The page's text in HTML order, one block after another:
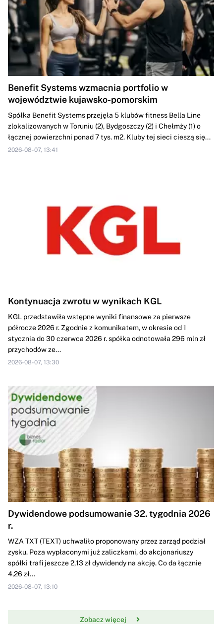
Benefit Systems wzmacnia portfolio w
województwie kujawsko-pomorskim
Spółka Benefit Systems przejęła 5 klubów fitness Bella Line
zlokalizowanych w Toruniu (2), Bydgoszczy (2) i Chełmży (1) o
łącznej powierzchni ponad 7 tys. m2. Kluby tej sieci cieszą się...
2026-08-07, 13:41
Kontynuacja zwrotu w wynikach KGL
KGL przedstawiła wstępne wyniki finansowe za pierwsze
półrocze 2026 r. Zgodnie z komunikatem, w okresie od 1
stycznia do 30 czerwca 2026 r. spółka odnotowała 296 mln zł
przychodów ze...
2026-08-07, 13:30
Dywidendowe podsumowanie 32. tygodnia 2026
r.
WZA TXT (TEXT) uchwaliło proponowany przez zarząd podział
zysku. Poza wypłaconymi już zaliczkami, do akcjonariuszy
spółki trafi jeszcze 2,13 zł dywidendy na akcję. Co da łącznie
4,26 zł...
2026-08-07, 13:10
Zobacz więcej